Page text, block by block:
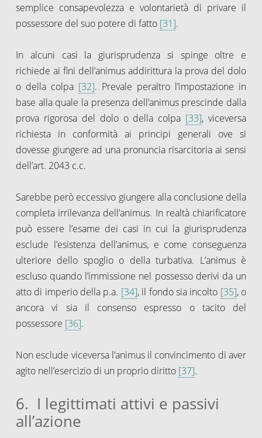
semplice consapevolezza e volontarietà di privare il
possessore del suo potere di fatto [31].
In alcuni casi la giurisprudenza si spinge oltre e
richiede ai fini dell’animus addirittura la prova del dolo
o della colpa [32]. Prevale peraltro l’impostazione in
base alla quale la presenza dell’animus prescinde dalla
prova rigorosa del dolo o della colpa [33], viceversa
richiesta in conformità ai principi generali ove si
dovesse giungere ad una pronuncia risarcitoria ai sensi
dell’art. 2043 c.c.
Sarebbe però eccessivo giungere alla conclusione della
completa irrilevanza dell’animus. In realtà chiarificatore
può essere l’esame dei casi in cui la giurisprudenza
esclude l’esistenza dell’animus, e come conseguenza
ulteriore dello spoglio o della turbativa. L’animus è
escluso quando l’immissione nel possesso derivi da un
atto di imperio della p.a. [34], il fondo sia incolto [35], o
ancora vi sia il consenso espresso o tacito del
possessore [36].
Non esclude viceversa l’animus il convincimento di aver
agito nell’esercizio di un proprio diritto [37].
6. I legittimati attivi e passivi
all’azione